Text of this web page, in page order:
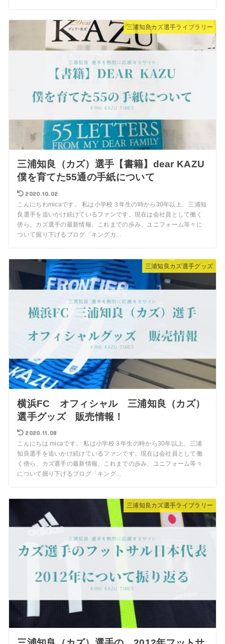
三浦知良カズ選手ライブラリー
三浦知良（カズ）選手【書籍】dear KAZU
僕を育てた55通の手紙について
2020.10.02
こんにちわmicaです。 私は小学校３年生の時から30年以上、三浦知
良選手を追いかけ続けているファンです。現在は会社員として働く
傍ら、カズ選手の最新情報、これまでの歩み、ユニフォーム等々に
ついて掘り下げるブログ「キングカ...
三浦知良カズ選手グッズ
横浜FC オフィシャル 三浦知良（カズ）
選手グッズ 販売情報！
2020.11.08
こんにちは micaです。 私は小学校３年生の時から30年以上、三浦
知良選手を追いかけ続けているファンです。現在は会社員として働
く傍ら、カズ選手の最新情報、これまでの歩み、ユニフォーム等々
について掘り下げるブログ「キング...
三浦知良カズ選手ライブラリー